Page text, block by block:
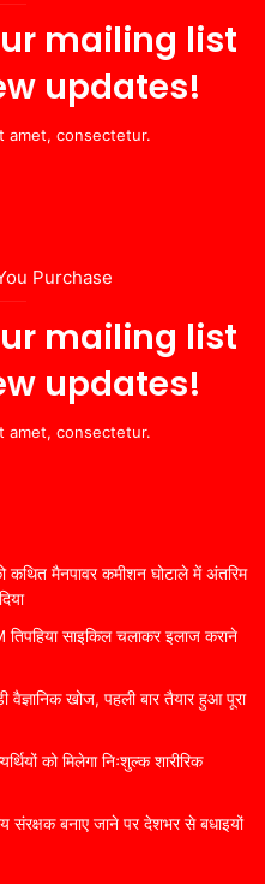
mailing list
updates!
amet, consectetur.
Purchase
mailing list
updates!
amet, consectetur.
कथित मैनपावर कमीशन घोटाले में अंतरिम
साइकिल चलाकर इलाज कराने
वैज्ञानिक खोज, पहली बार तैयार हुआ पूरा
को मिलेगा निःशुल्क शारीरिक
संरक्षक बनाए जाने पर देशभर से बधाइयों